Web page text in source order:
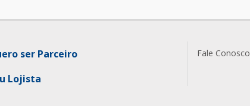
ser Parceiro
Lojista
Fale Conosco